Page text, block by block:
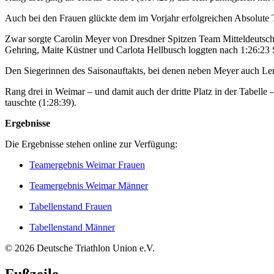
Auch bei den Frauen glückte dem im Vorjahr erfolgreichen
Zwar sorgte Carolin Meyer von Dresdner Spitzen Team
Gehring, Maite Küstner und Carlota Hellbusch loggten nach
Den Siegerinnen des Saisonauftakts, bei denen neben Meyer auch
Rang drei in Weimar – und damit auch der dritte Platz in der
tauschte (1:28:39).
Ergebnisse
Die Ergebnisse stehen online zur Verfügung:
Teamergebnis Weimar Frauen
Teamergebnis Weimar Männer
Tabellenstand Frauen
Tabellenstand Männer
© 2026 Deutsche Triathlon Union e.V.